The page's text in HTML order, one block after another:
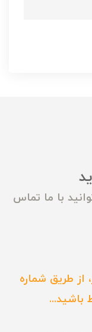
با ما تماس
از طریق شماره
باشید...